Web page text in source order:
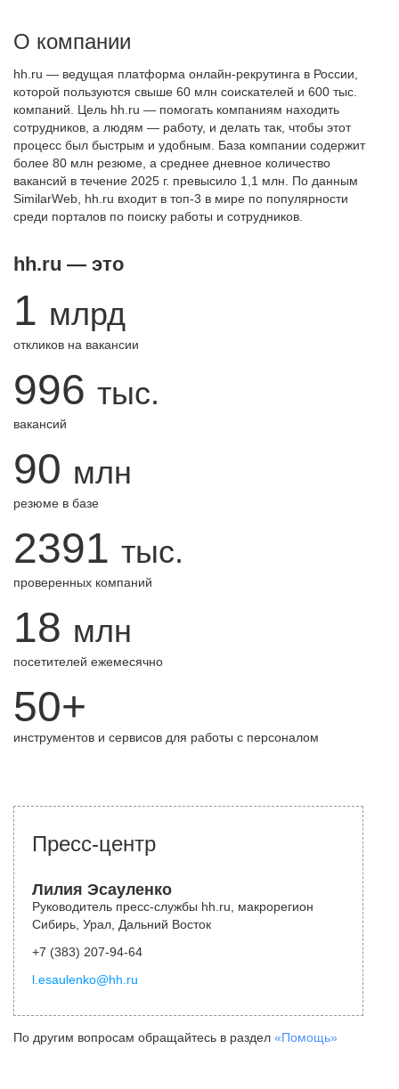
О компании
hh.ru — ведущая платформа онлайн-рекрутинга в России,
которой пользуются свыше 60 млн соискателей и 600 тыс.
компаний. Цель hh.ru — помогать компаниям находить
сотрудников, а людям — работу, и делать так, чтобы этот
процесс был быстрым и удобным. База компании содержит
более 80 млн резюме, а среднее дневное количество
вакансий в течение 2025 г. превысило 1,1 млн. По данным
SimilarWeb, hh.ru входит в топ-3 в мире по популярности
среди порталов по поиску работы и сотрудников.
hh.ru — это
1 млрд
откликов на вакансии
996 тыс.
вакансий
90 млн
резюме в базе
2391 тыс.
проверенных компаний
18 млн
посетителей ежемесячно
50+
инструментов и сервисов для работы с персоналом
Пресс-центр
Лилия Эсауленко
Руководитель пресс-службы hh.ru, макрорегион
Сибирь, Урал, Дальний Восток
+7 (383) 207-94-64
l.esaulenko@hh.ru
По другим вопросам обращайтесь в раздел «Помощь»